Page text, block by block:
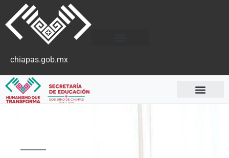
chiapas.gob.mx